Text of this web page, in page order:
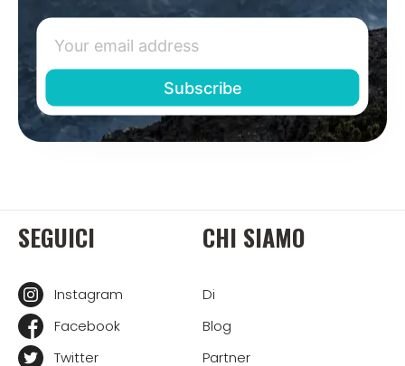
SEGUICI
Instagram
Facebook
Twitter
CHI SIAMO
Di
Blog
Partner